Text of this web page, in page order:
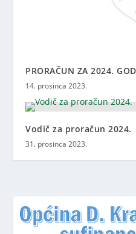
PRORAČUN ZA 2024.
14. prosinca 2023.
Vodič za proračun 2024.
31. prosinca 2023.